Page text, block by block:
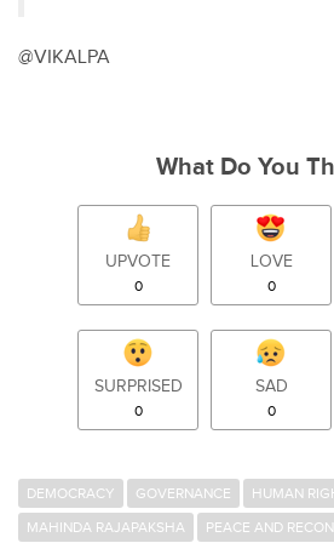
@VIKALPA
What Do You
UPVOTE
0
LOVE
0
SURPRISED
0
SAD
0
DEMOCRACY GOVERNANCE
HUMAN
MAHINDA RAJAPAKSHA
PEACE AND